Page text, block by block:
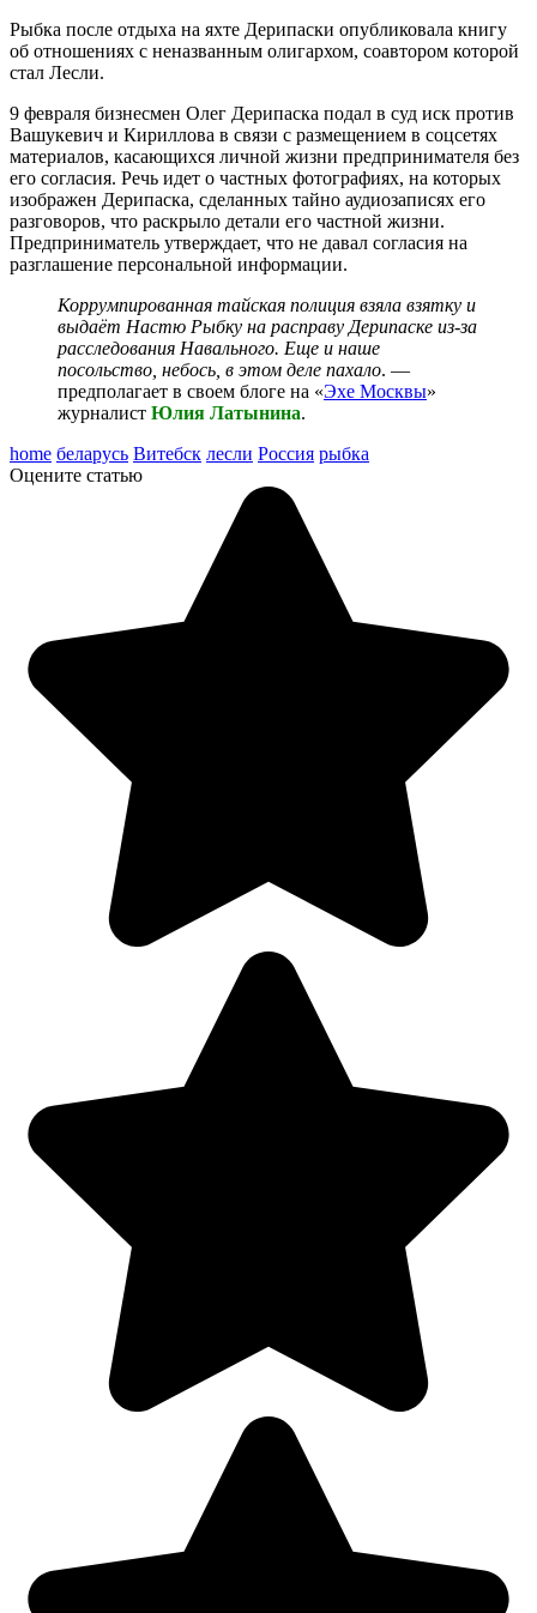
Рыбка после отдыха на яхте Дерипаски опубликовала книгу
об отношениях с неназванным олигархом, соавтором которой
стал Лесли.
9 февраля бизнесмен Олег Дерипаска подал в суд иск против
Вашукевич и Кириллова в связи с размещением в соцсетях
материалов, касающихся личной жизни предпринимателя без
его согласия. Речь идет о частных фотографиях, на которых
изображен Дерипаска, сделанных тайно аудиозаписях его
разговоров, что раскрыло детали его частной жизни.
Предприниматель утверждает, что не давал согласия на
разглашение персональной информации.
Коррумпированная тайская полиция взяла взятку и
выдаёт Настю Рыбку на расправу Дерипаске из-за
расследования Навального. Еще и наше
посольство, небось, в этом деле пахало. —
предполагает в своем блоге на «Эхе Москвы»
журналист Юлия Латынина.
home беларусь Витебск лесли Россия рыбка
Оцените статью